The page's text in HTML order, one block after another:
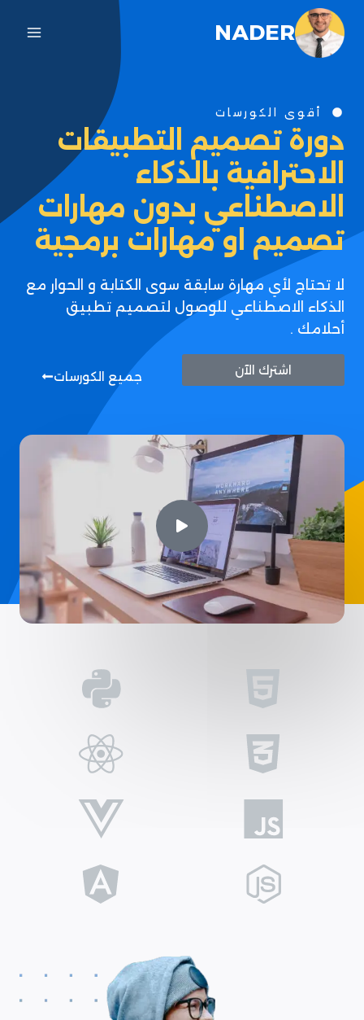
NADER
أقوى الكورسات
دورة تصميم التطبيقات
الاحترافية بالذكاء
الاصطناعي بدون مهارات
تصميم او مهارات برمجية
لا تحتاج لأي مهارة سابقة سوى الكتابة و الحوار مع
الذكاء الاصطناعي للوصول لتصميم تطبيق
أحلامك .
اشترك الآن جميع الكورسات